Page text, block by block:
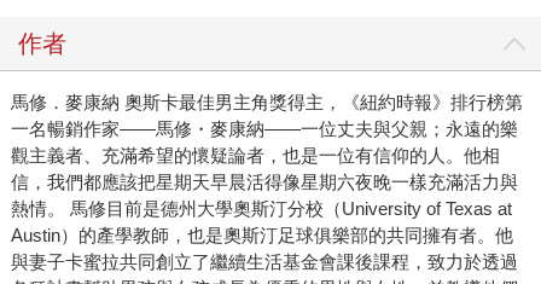
作者
馬修．麥康納 奧斯卡最佳男主角獎得主，《紐約時報》排行榜第
一名暢銷作家——馬修・麥康納——一位丈夫與父親；永遠的樂
觀主義者、充滿希望的懷疑論者，也是一位有信仰的人。他相
信，我們都應該把星期天早晨活得像星期六夜晚一樣充滿活力與
熱情。 馬修目前是德州大學奧斯汀分校（University of Texas at
Austin）的產學教師，也是奧斯汀足球俱樂部的共同擁有者。他
與妻子卡蜜拉共同創立了繼續生活基金會課後課程，致力於透過